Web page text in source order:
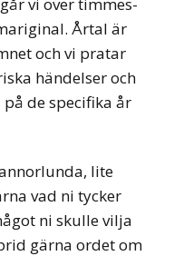
Årtal är
och vi pratar
händelser och
de specifika år
lite
vad ni tycker
ni skulle vilja
gärna ordet om